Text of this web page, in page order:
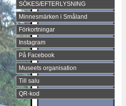
SÖKES/EFTERLYSNING
Minnesmärken i Småland
Förkortningar
Instagram
På Facebook
Museets organisation
Till salu
QR-kod